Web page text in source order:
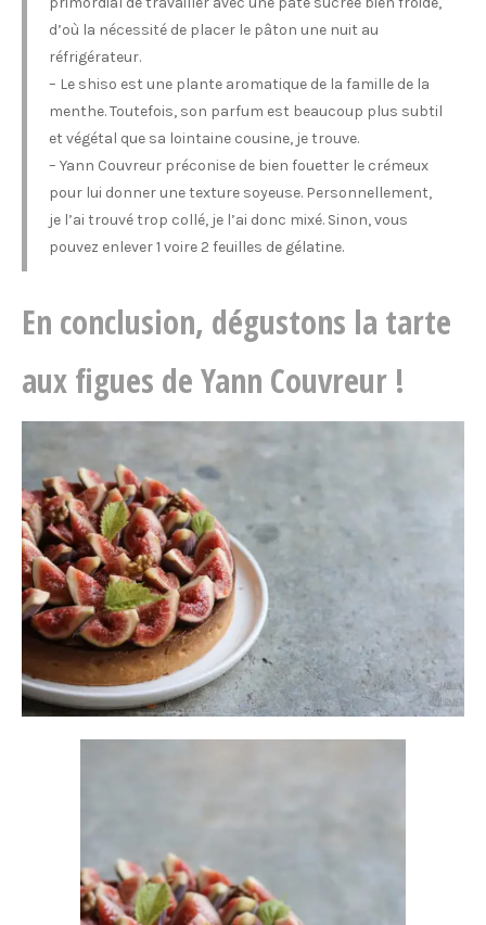
d’où la nécessité de placer le pâton une nuit au
réfrigérateur.
– Le shiso est une plante aromatique de la famille de la
menthe. Toutefois, son parfum est beaucoup plus subtil
et végétal que sa lointaine cousine, je trouve.
– Yann Couvreur préconise de bien fouetter le crémeux
pour lui donner une texture soyeuse. Personnellement,
je l’ai trouvé trop collé, je l’ai donc mixé. Sinon, vous
pouvez enlever 1 voire 2 feuilles de gélatine.
En conclusion, dégustons la tarte
aux figues de Yann Couvreur !